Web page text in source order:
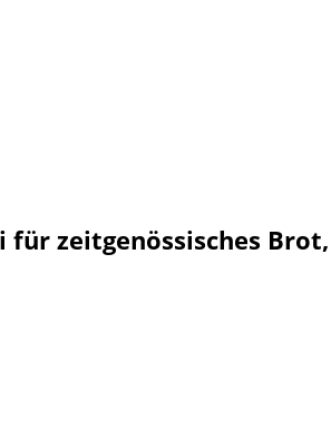
für zeitgenössisches